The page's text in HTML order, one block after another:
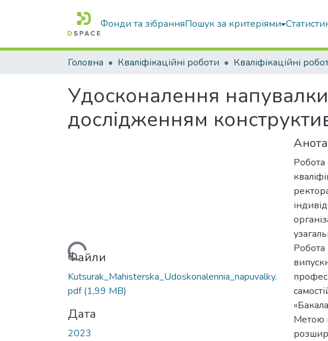
Фонди та зібранняПошук за критеріями
Головна Кваліфікаційні роботи
Удосконалення
дослідженням
Вантажиться...
Файли
Kutsurak_Mahisterska_Udoskonalennia_napuvalky.
pdf(1,99 MB)
Дата
2023
Робота
Метою